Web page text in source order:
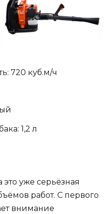
720 куб.м/ч
1,2 л
это уже серьёзная
работ. С первого
внимание